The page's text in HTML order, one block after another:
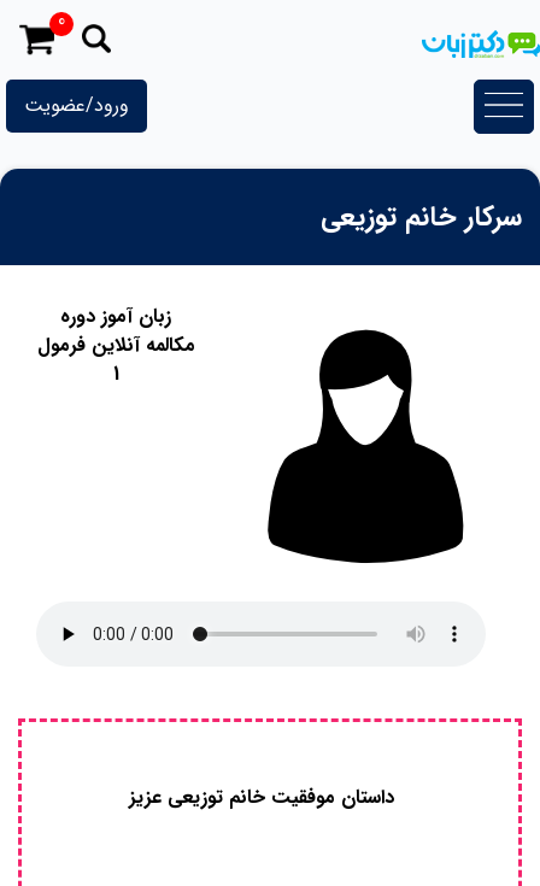
به
ورود/عضویت
0
سرکار خانم توزیعی
زبان آموز دوره
مکالمه آنلاین فرمول
1
داستان موفقیت خانم توزیعی عزیز